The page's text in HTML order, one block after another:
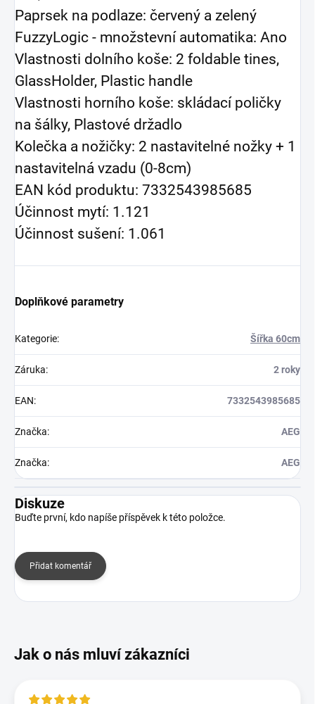
Paprsek na podlaze: červený a zelený
FuzzyLogic - množstevní automatika: Ano
Vlastnosti dolního koše: 2 foldable tines,
GlassHolder, Plastic handle
Vlastnosti horního koše: skládací poličky
na šálky, Plastové držadlo
Kolečka a nožičky: 2 nastavitelné nožky + 1
nastavitelná vzadu (0-8cm)
EAN kód produktu: 7332543985685
Účinnost mytí: 1.121
Účinnost sušení: 1.061
Doplňkové parametry
Kategorie: Šířka 60cm
Záruka: 2 roky
EAN: 7332543985685
Značka: AEG
Značka: AEG
Diskuze
Buďte první, kdo napíše příspěvek k této položce.
Přidat komentář